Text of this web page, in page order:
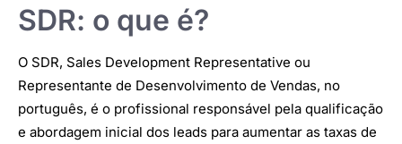
SDR: o que é?
O SDR, Sales Development Representative ou
Representante de Desenvolvimento de Vendas, no
português, é o profissional responsável pela qualificação
e abordagem inicial dos leads para aumentar as taxas de